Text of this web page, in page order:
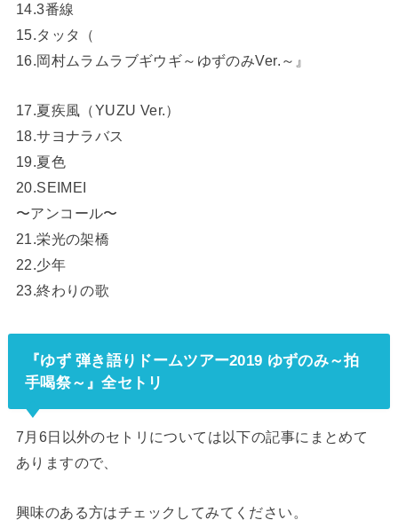
14.3番線
15.タッタ（
16.岡村ムラムラブギウギ～ゆずのみVer.～』
17.夏疾風（YUZU Ver.）
18.サヨナラバス
19.夏色
20.SEIMEI
〜アンコール〜
21.栄光の架橋
22.少年
23.終わりの歌
『ゆず 弾き語りドームツアー2019 ゆずのみ～拍
手喝祭～』全セトリ
7月6日以外のセトリについては以下の記事にまとめて
ありますので、
興味のある方はチェックしてみてください。